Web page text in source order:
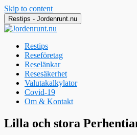
Skip to content
Restips - Jordenrunt.nu
Restips
Reseföretag
Reselänkar
Resesäkerhet
Valutakalkylator
Covid-19
Om & Kontakt
Jordenrunt.nu
Tusen Restips från hela världen
Lilla och stora